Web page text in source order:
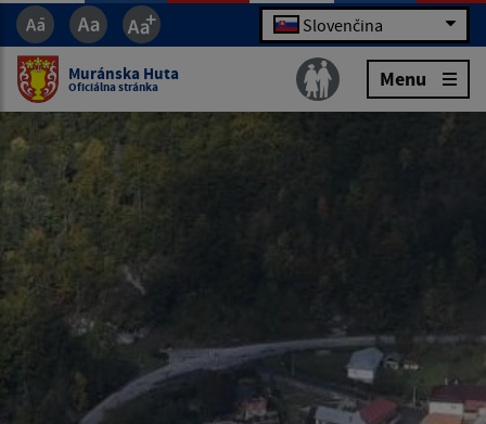
Slovenčina
Muránska Huta
Oficiálna stránka Menu